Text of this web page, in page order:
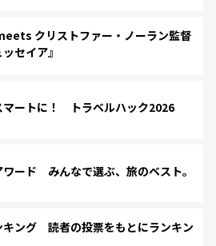
クリストファー・ノーラン監督
セイア』
マートに！ トラベルハック2026
ード みんなで選ぶ、旅のベスト。
キング 読者の投票をもとにランキン